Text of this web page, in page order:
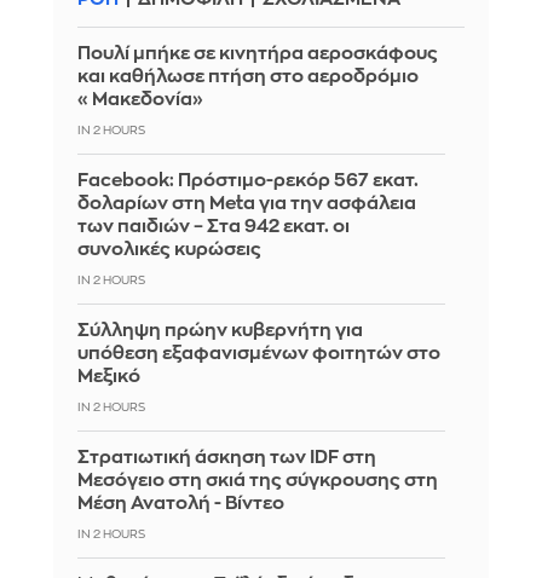
Πουλί μπήκε σε κινητήρα αεροσκάφους
και καθήλωσε πτήση στο αεροδρόμιο
«Μακεδονία»
IN 2 HOURS
Facebook: Πρόστιμο-ρεκόρ 567 εκατ.
δολαρίων στη Meta για την ασφάλεια
των παιδιών – Στα 942 εκατ. οι
συνολικές κυρώσεις
IN 2 HOURS
Σύλληψη πρώην κυβερνήτη για
υπόθεση εξαφανισμένων φοιτητών στο
Μεξικό
IN 2 HOURS
Στρατιωτική άσκηση των IDF στη
Μεσόγειο στη σκιά της σύγκρουσης στη
Μέση Ανατολή - Βίντεο
IN 2 HOURS